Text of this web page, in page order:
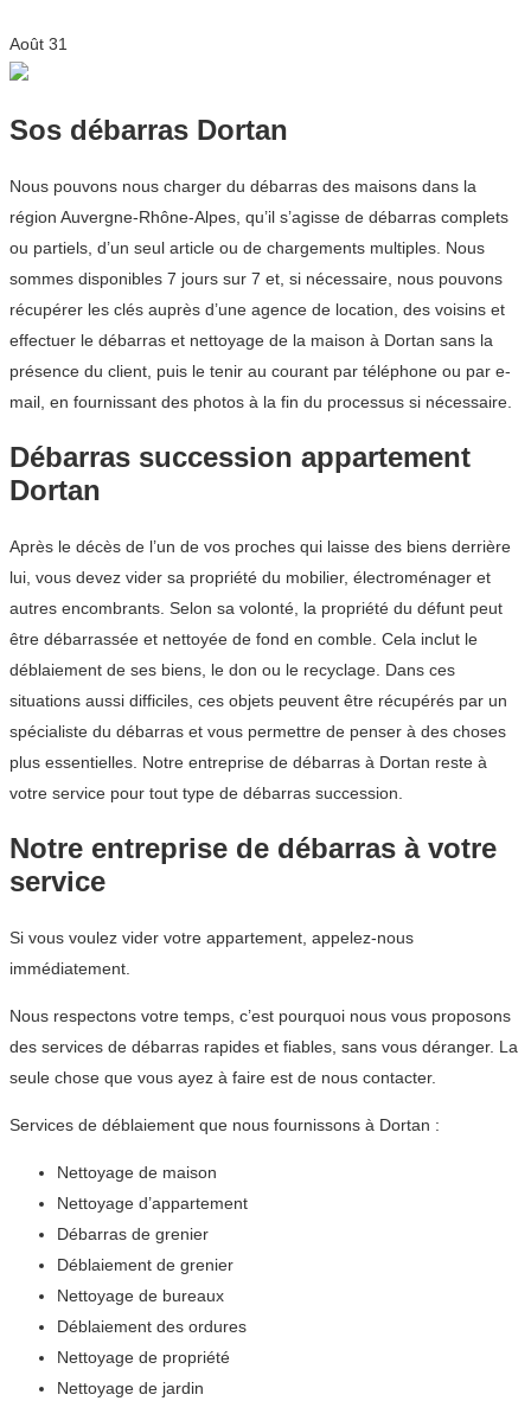
Août 31
Sos débarras Dortan
Nous pouvons nous charger du débarras des maisons dans la
région Auvergne-Rhône-Alpes, qu’il s’agisse de débarras complets
ou partiels, d’un seul article ou de chargements multiples. Nous
sommes disponibles 7 jours sur 7 et, si nécessaire, nous pouvons
récupérer les clés auprès d’une agence de location, des voisins et
effectuer le débarras et nettoyage de la maison à Dortan sans la
présence du client, puis le tenir au courant par téléphone ou par e-
mail, en fournissant des photos à la fin du processus si nécessaire.
Débarras succession appartement
Dortan
Après le décès de l’un de vos proches qui laisse des biens derrière
lui, vous devez vider sa propriété du mobilier, électroménager et
autres encombrants. Selon sa volonté, la propriété du défunt peut
être débarrassée et nettoyée de fond en comble. Cela inclut le
déblaiement de ses biens, le don ou le recyclage. Dans ces
situations aussi difficiles, ces objets peuvent être récupérés par un
spécialiste du débarras et vous permettre de penser à des choses
plus essentielles. Notre entreprise de débarras à Dortan reste à
votre service pour tout type de débarras succession.
Notre entreprise de débarras à votre
service
Si vous voulez vider votre appartement, appelez-nous
immédiatement.
Nous respectons votre temps, c’est pourquoi nous vous proposons
des services de débarras rapides et fiables, sans vous déranger. La
seule chose que vous ayez à faire est de nous contacter.
Services de déblaiement que nous fournissons à Dortan :
Nettoyage de maison
Nettoyage d’appartement
Débarras de grenier
Déblaiement de grenier
Nettoyage de bureaux
Déblaiement des ordures
Nettoyage de propriété
Nettoyage de jardin